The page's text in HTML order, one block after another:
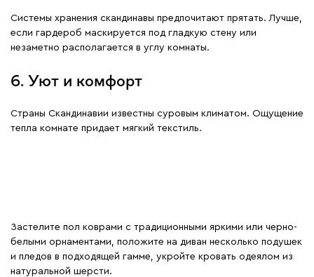
Системы хранения скандинавы предпочитают прятать. Лучше,
если гардероб маскируется под гладкую стену или
незаметно располагается в углу комнаты.
6. Уют и комфорт
Страны Скандинавии известны суровым климатом. Ощущение
тепла комнате придает мягкий текстиль.
Застелите пол коврами с традиционными яркими или черно-
белыми орнаментами, положите на диван несколько подушек
и пледов в подходящей гамме, укройте кровать одеялом из
натуральной шерсти.